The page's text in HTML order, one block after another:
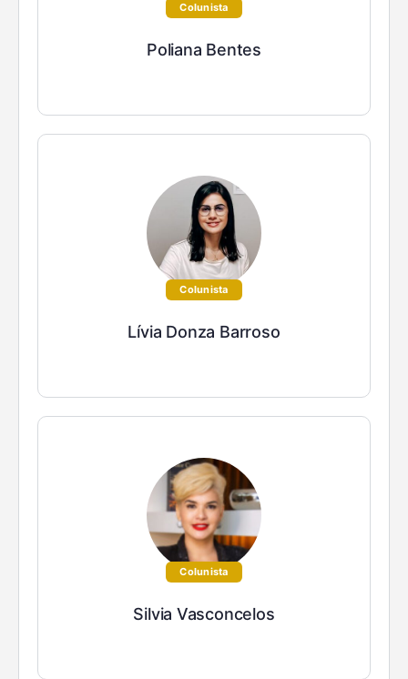
Colunista
Poliana Bentes
Colunista
Lívia Donza Barroso
Colunista
Silvia Vasconcelos